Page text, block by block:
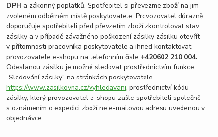
DPH a zákonný poplatků. Spotřebitel si převezme zboží na jim
zvoleném odběrném místě poskytovatele. Provozovatel důrazně
doporučuje spotřebiteli před převzetím zboží zkontrolovat stav
zásilky a v případě závažného poškození zásilky zásilku otevřít
v přítomnosti pracovníka poskytovatele a ihned kontaktovat
provozovatele e-shopu na telefonním čísle +420602 210 004.
Odeslanou zásilku je možné sledovat prostřednictvím funkce
„Sledování zásilky“ na stránkách poskytovatele
https://www.zasilkovna.cz/vyhledavani, prostřednictví kódu
zásilky, který provozovatel e-shopu zašle spotřebiteli společně
s oznámením o expedici zboží ne e-mailovou adresu uvedenou v
objednávce.